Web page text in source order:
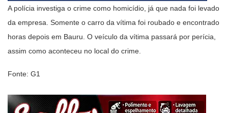
A polícia investiga o crime como homicídio, já que nada foi levado
da empresa. Somente o carro da vítima foi roubado e encontrado
horas depois em Bauru. O veículo da vítima passará por perícia,
assim como aconteceu no local do crime.
Fonte: G1